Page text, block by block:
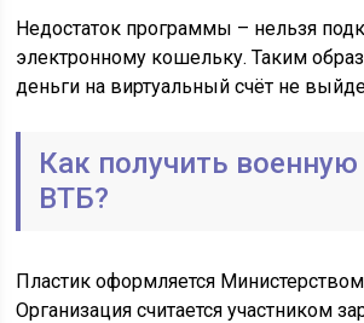
Недостаток программы – нельзя
электронному кошельку. Таким
деньги на виртуальный счёт не
Как получить военную
ВТБ?
Пластик оформляется
Организация считается участником